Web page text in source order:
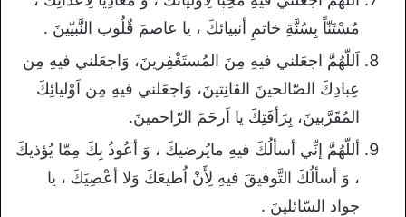
مُسْتَنّاً بِسُنَّةِ خاتمِ أنبيائكَ ، يا عاصمَ قٌلٌوب النَّبيّينَ .
اَللّهُمَّ اجعَلني فيهِ مِنَ المُستَغْفِرينَ، وَاجعَلني فيهِ مِن
عِبادِكَ الصّالحينَ القانِتينَ، وَاجعَلني فيهِ مِن اَوْليائِكَ
المُقَرَّبينَ، بِرَأفَتِكَ يا اَرحَمَ الرّاحمينَ.
أللّهُمَّ إنِّي أسألُكَ فيهِ مايُرضيكَ ، وَ أعُوذُ بِكَ مِمّا يُؤذيكَ
، وَ أسألُكَ التَّوفيقَ فيهِ لِأَنْ اُطيعَكَ وَلا أعْصِيَكَ ، يا
جواد السّائلينَ .